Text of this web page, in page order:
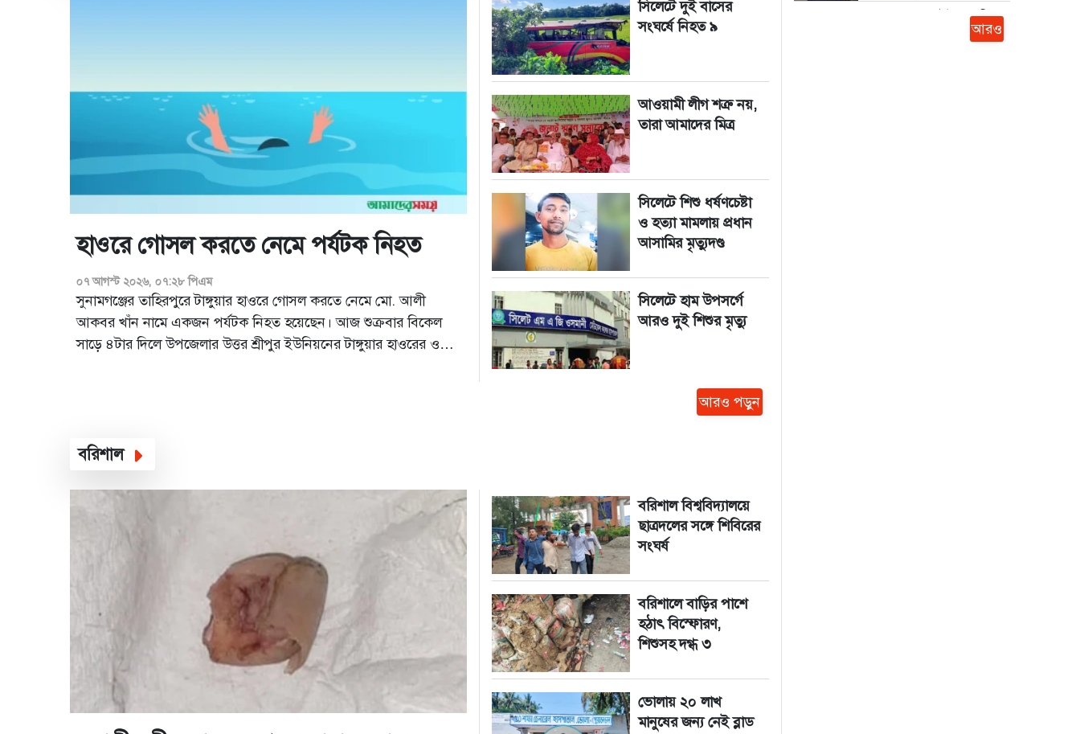
হাওরে গোসল করতে নেমে পর্যটক নিহত
০৭ আগস্ট ২০২৬, ০৭:২৮ পিএম
সুনামগঞ্জের তাহিরপুরে টাঙ্গুয়ার হাওরে গোসল করতে নেমে মো. আলী
আকবর খাঁন নামে একজন পর্যটক নিহত হয়েছেন। আজ শুক্রবার বিকেল
সাড়ে ৪টার দিলে উপজেলার উত্তর শ্রীপুর ইউনিয়নের টাঙ্গুয়ার হাওরের ওয়াচ
সিলেটে দুই বাসের
সংঘর্ষে নিহত ৯
আওয়ামী লীগ শত্রু নয়,
তারা আমাদের মিত্র
সিলেটে শিশু ধর্ষণচেষ্টা
ও হত্যা মামলায় প্রধান
আসামির মৃত্যুদণ্ড
সিলেটে হাম উপসর্গে
আরও দুই শিশুর মৃত্যু
আরও পড়ুন
বরিশাল
বরিশাল বিশ্ববিদ্যালয়ে
ছাত্রদলের সঙ্গে শিবিরের
সংঘর্ষ
বরিশালে বাড়ির পাশে
হঠাৎ বিস্ফোরণ,
শিশুসহ দগ্ধ ৩
ভোলায় ২০ লাখ
মানুষের জন্য নেই ব্লাড
৫৪ রানে অলআউট, প্রস্তুতি
ম্যাচে বাংলাদেশের লজ্জার
আরও